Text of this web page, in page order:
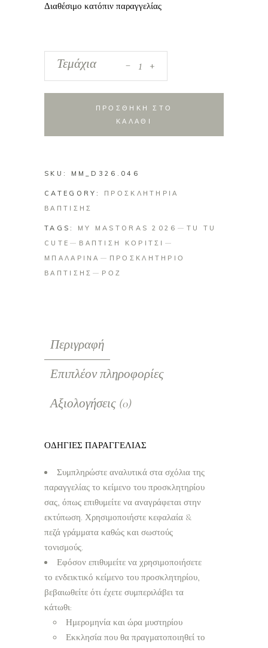
Διαθέσιμο κατόπιν παραγγελίας
Προσκλητήριο
Tu
quantity
Τεμάχια +
ΠΡΟΣΘΗΚΗ ΣΤΟ
ΚΑΛΑΘΙ
SKU: MM_D326.046
CATEGORY: ΠΡΟΣΚΛΗΤΗΡΙΑ
ΒΑΠΤΙΣΗΣ
TAGS: MY MASTORAS 2026
TU TU
CUTE
ΒΑΠΤΙΣΗ ΚΟΡΙΤΣΙ
ΜΠΑΛΑΡΙΝΑ
ΠΡΟΣΚΛΗΤΗΡΙΟ
ΒΑΠΤΙΣΗΣ
ΡΟΖ
Περιγραφή
Επιπλέον πληροφορίες
Αξιολογήσεις (0)
ΟΔΗΓΙΕΣ ΠΑΡΑΓΓΕΛΙΑΣ
Συμπληρώστε αναλυτικά στα σχόλια της
παραγγελίας το κείμενο του προσκλητηρίου
σας, όπως επιθυμείτε να αναγράφεται στην
εκτύπωση. Χρησιμοποιήστε κεφαλαία &
πεζά γράμματα καθώς και σωστούς
τονισμούς.
Εφόσον επιθυμείτε να χρησιμοποιήσετε
το ενδεικτικό κείμενο του προσκλητηρίου,
βεβαιωθείτε ότι έχετε συμπεριλάβει τα
κάτωθι:
Ημερομηνία και ώρα μυστηρίου
Εκκλησία που θα πραγματοποιηθεί το